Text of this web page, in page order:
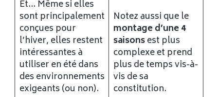
Et… Même si elles
sont principalement
conçues pour
l’hiver, elles restent
intéressantes à
utiliser en été dans
des environnements
exigeants (ou non).
Notez aussi que le
montage d’une 4
saisonsest plus
complexe et prend
plus de temps vis-à-
vis de sa
constitution.